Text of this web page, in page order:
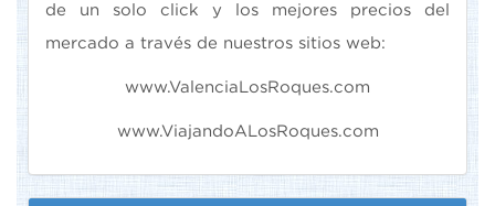
de un solo click y los mejores precios del
mercado a través de nuestros sitios web:
www.ValenciaLosRoques.com
www.ViajandoALosRoques.com